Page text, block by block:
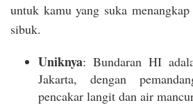
untuk kamu yang suka
sibuk.
Uniknya: Bundaran HI
Jakarta, dengan
pencakar langit dan air